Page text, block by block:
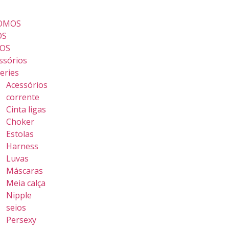
Acessórios
corrente
Cinta ligas
Choker
Estolas
Harness
Luvas
Máscaras
Meia calça
Nipple
seios
Persexy